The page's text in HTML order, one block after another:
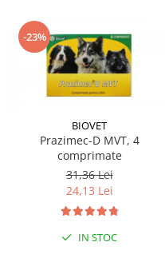
Solutii Atractante si repelente
-23%
BIOVET
Prazimec-D MVT, 4
comprimate
31,36 Lei
24,13 Lei
IN STOC